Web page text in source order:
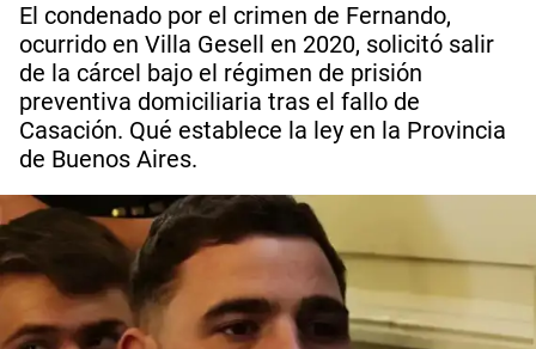
El condenado por el crimen de Fernando,
ocurrido en Villa Gesell en 2020, solicitó salir
de la cárcel bajo el régimen de prisión
preventiva domiciliaria tras el fallo de
Casación. Qué establece la ley en la Provincia
de Buenos Aires.